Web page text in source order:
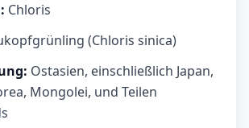
Chloris
(Chloris sinica)
Ostasien, einschließlich Japan,
Mongolei, und Teilen